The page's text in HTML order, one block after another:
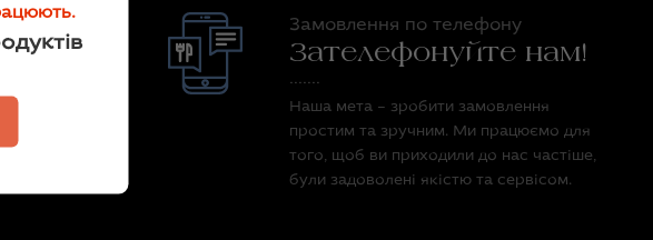
для
Замовлення по телефону
Зателефонуйте нам!
Наша мета – зробити замовлення
простим та зручним. Ми працюємо для
того, щоб ви приходили до нас частіше,
були задоволені якістю та сервісом.